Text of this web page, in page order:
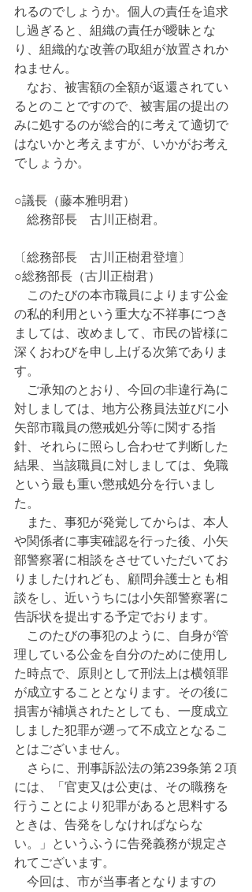
れるのでしょうか。個人の責任を追求
し過ぎると、組織の責任が曖昧とな
り、組織的な改善の取組が放置されか
ねません。
なお、被害額の全額が返還されてい
るとのことですので、被害届の提出の
みに処するのが総合的に考えて適切で
はないかと考えますが、いかがお考え
でしょうか。
○議長（藤本雅明君）
総務部長　古川正樹君。
〔総務部長　古川正樹君登壇〕
○総務部長（古川正樹君）
このたびの本市職員によります公金
の私的利用という重大な不祥事につき
ましては、改めまして、市民の皆様に
深くおわびを申し上げる次第でありま
す。
ご承知のとおり、今回の非違行為に
対しましては、地方公務員法並びに小
矢部市職員の懲戒処分等に関する指
針、それらに照らし合わせて判断した
結果、当該職員に対しましては、免職
という最も重い懲戒処分を行いまし
た。
また、事犯が発覚してからは、本人
や関係者に事実確認を行った後、小矢
部警察署に相談をさせていただいてお
りましたけれども、顧問弁護士とも相
談をし、近いうちには小矢部警察署に
告訴状を提出する予定でおります。
このたびの事犯のように、自身が管
理している公金を自分のために使用し
た時点で、原則として刑法上は横領罪
が成立することとなります。その後に
損害が補塡されたとしても、一度成立
しました犯罪が遡って不成立となるこ
とはございません。
さらに、刑事訴訟法の第239条第２項
には、「官吏又は公吏は、その職務を
行うことにより犯罪があると思料する
ときは、告発をしなければならな
い。」というふうに告発義務が規定さ
れてございます。
今回は、市が当事者となりますの